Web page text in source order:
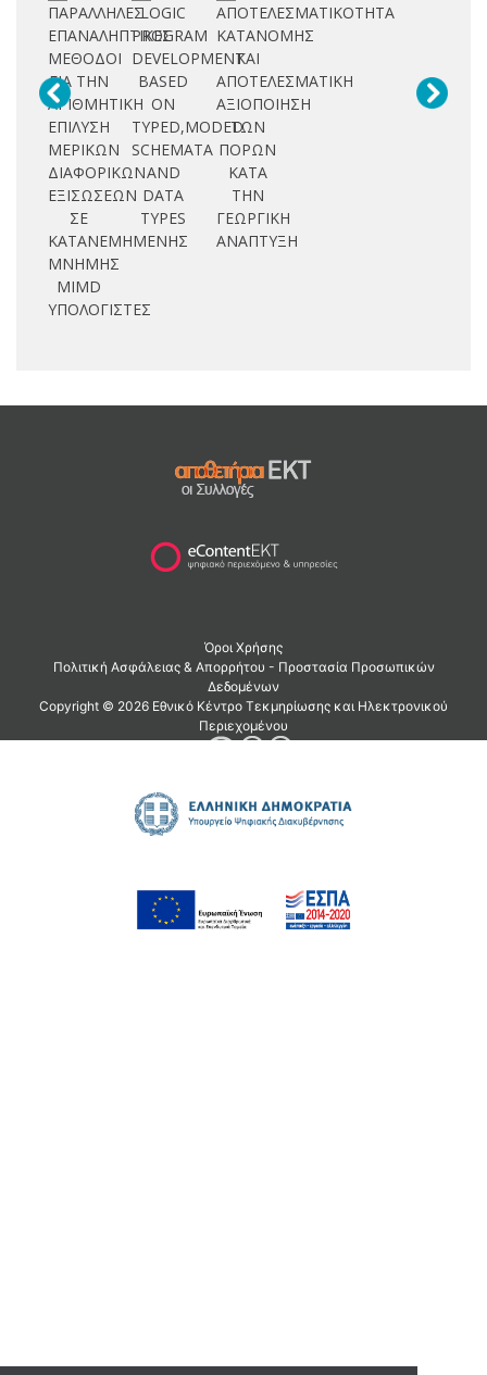
ΠΑΡΑΛΛΗΛΕΣ
ΕΠΑΝΑΛΗΠΤΙΚΕΣ
ΜΕΘΟΔΟΙ
ΓΙΑ ΤΗΝ
ΑΡΙΘΜΗΤΙΚΗ
ΕΠΙΛΥΣΗ
ΜΕΡΙΚΩΝ
ΔΙΑΦΟΡΙΚΩΝ
ΕΞΙΣΩΣΕΩΝ
ΣΕ
ΚΑΤΑΝΕΜΗΜΕΝΗΣ
ΜΝΗΜΗΣ
MIMD
ΥΠΟΛΟΓΙΣΤΕΣ
LOGIC
PROGRAM
DEVELOPMENT
BASED
ON
TYPED,MODED
SCHEMATA
AND
DATA
TYPES
ΑΠΟΤΕΛΕΣΜΑΤΙΚΟΤΗΤΑ
ΚΑΤΑΝΟΜΗΣ
ΚΑΙ
ΑΠΟΤΕΛΕΣΜΑΤΙΚΗ
ΑΞΙΟΠΟΙΗΣΗ
ΤΩΝ
ΠΟΡΩΝ
ΚΑΤΑ
ΤΗΝ
ΓΕΩΡΓΙΚΗ
ΑΝΑΠΤΥΞΗ